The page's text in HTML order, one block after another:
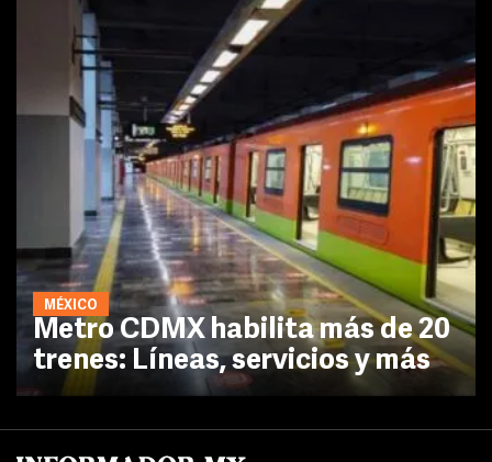
MÉXICO
Metro CDMX habilita más de 20
trenes: Líneas, servicios y más